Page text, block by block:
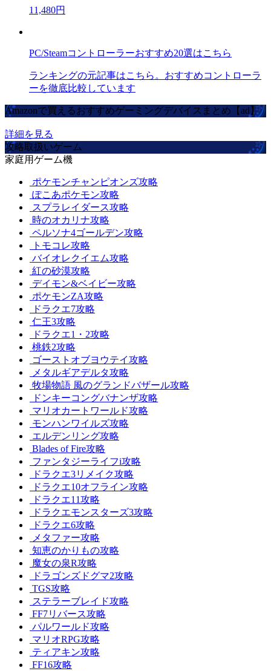
11,480円
PC/Steamコントローラーおすすめ20選はこちら
ランキングの元記事はこちら。おすすめコントローラ
ーを徹底比較しています
Amazonで買えるおすすめゲーミングデバイスまとめ【ad】
詳細を見る
攻略取扱いゲーム
家庭用ゲーム機
ポケモンチャンピオンズ攻略
ぽこあポケモン攻略
スプラレイダース攻略
時のオカリナ攻略
ペルソナ4ゴールデン攻略
トモコレ攻略
バイオレクイエム攻略
紅の砂漠攻略
デイモン&ベイビー攻略
ポケモンZA攻略
ドラクエ7攻略
仁王3攻略
ドラクエ1・2攻略
桃鉄2攻略
ゴーストオブヨウテイ攻略
メタルギアデルタ攻略
牧場物語 風のグランドバザール攻略
ドンキーコングバナンザ攻略
マリオカートワールド攻略
モンハンワイルズ攻略
エルデンリング攻略
Blades of Fire攻略
ファンタジーライフi攻略
ドラクエ3リメイク攻略
ドラクエ10オフライン攻略
ドラクエ11攻略
ドラクエモンスターズ3攻略
ドラクエ6攻略
メタファー攻略
知恵のかりもの攻略
魔女の泉R攻略
ドラゴンズドグマ2攻略
TGS攻略
ステラーブレイド攻略
FF7リバース攻略
パルワールド攻略
マリオRPG攻略
ティアキン攻略
FF16攻略